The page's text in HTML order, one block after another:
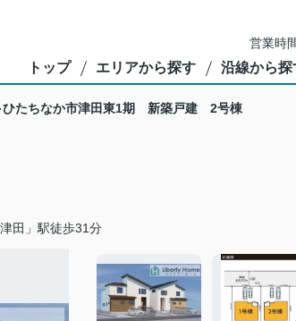
営業時
トップ エリアから探す 沿線から探
ひたちなか市津田東1期 新築戸建 2号棟
田」駅徒歩31分